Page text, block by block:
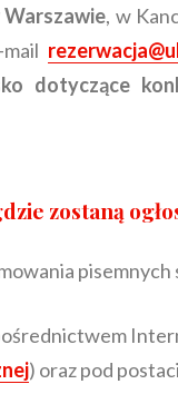
, w
dotyczące
zostaną
pisemnych
) oraz pod